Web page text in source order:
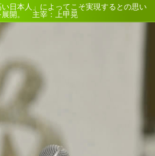
い日本人」によってこそ実現するとの思い
展開。 主宰：上甲晃